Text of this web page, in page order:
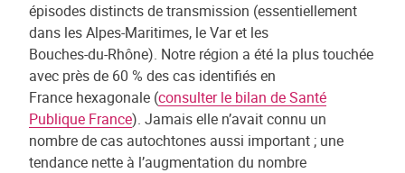
épisodes distincts de transmission (essentiellement
dans les Alpes-Maritimes, le Var et les
Bouches-du-Rhône). Notre région a été la plus touchée
avec près de 60 % des cas identifiés en
France hexagonale (consulter le bilan de Santé
Publique France). Jamais elle n’avait connu un
nombre de cas autochtones aussi important ; une
tendance nette à l’augmentation du nombre